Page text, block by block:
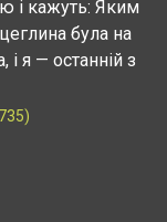
і кажуть: Яким
була на
і я — останній з